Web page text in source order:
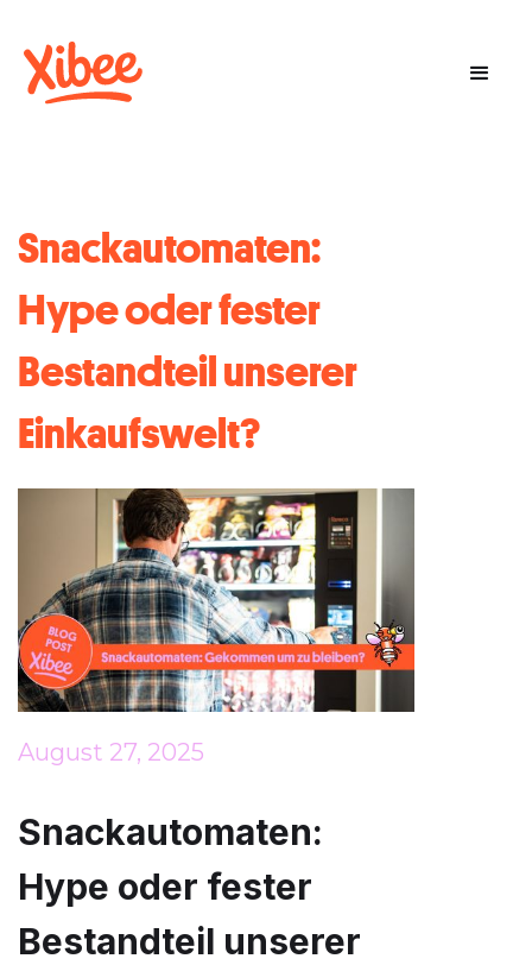
Snackautomaten:
Hype oder fester
Bestandteil unserer
Einkaufswelt?
August 27, 2025
Snackautomaten:
Hype oder fester
Bestandteil unserer